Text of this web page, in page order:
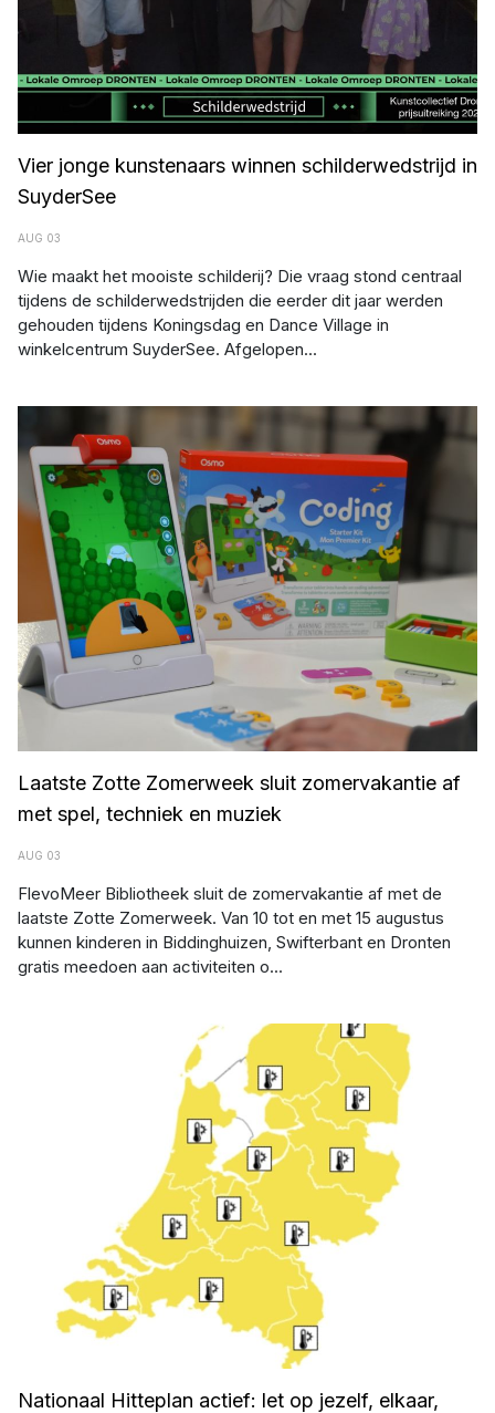
Vier jonge kunstenaars winnen schilderwedstrijd in
SuyderSee
AUG 03
Wie maakt het mooiste schilderij? Die vraag stond centraal
tijdens de schilderwedstrijden die eerder dit jaar werden
gehouden tijdens Koningsdag en Dance Village in
winkelcentrum SuyderSee. Afgelopen...
Laatste Zotte Zomerweek sluit zomervakantie af
met spel, techniek en muziek
AUG 03
FlevoMeer Bibliotheek sluit de zomervakantie af met de
laatste Zotte Zomerweek. Van 10 tot en met 15 augustus
kunnen kinderen in Biddinghuizen, Swifterbant en Dronten
gratis meedoen aan activiteiten o...
Nationaal Hitteplan actief: let op jezelf, elkaar, dieren én de natuur
Nationaal Hitteplan actief: let op jezelf, elkaar,